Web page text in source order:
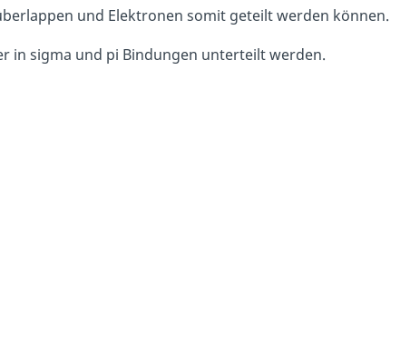
und Elektronen somit geteilt werden können.
in sigma und pi Bindungen unterteilt werden.